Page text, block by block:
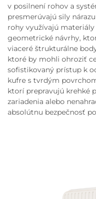
v posilnení rohov a
presmerúvajú sily
rohy využívajú
geometrické návrhy,
viaceré štrukturálne
ktoré by mohli ohroziť
sofistikovaný prístup k
kufre s tvrdým
ktorí prepravujú krehké
zariadenia alebo
absolútnu bezpečnosť